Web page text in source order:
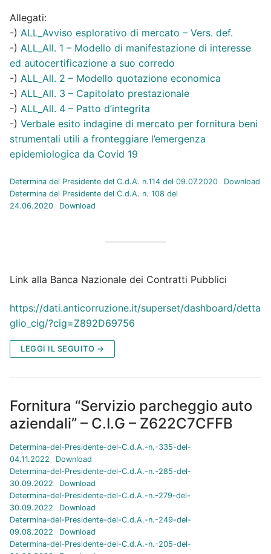
Allegati:
-) ALL_Avviso esplorativo di mercato – Vers. def.
-) ALL_All. 1 – Modello di manifestazione di interesse
ed autocertificazione a suo corredo
-) ALL_All. 2 – Modello quotazione economica
-) ALL_All. 3 – Capitolato prestazionale
-) ALL_All. 4 – Patto d’integrita
-) Verbale esito indagine di mercato per fornitura beni
strumentali utili a fronteggiare l’emergenza
epidemiologica da Covid 19
Determina del Presidente del C.d.A. n.114 del 09.07.2020
Download
Determina del Presidente del C.d.A. n. 108 del
24.06.2020
Download
Link alla Banca Nazionale dei Contratti Pubblici
https://dati.anticorruzione.it/superset/dashboard/detta
glio_cig/?cig=Z892D69756
LEGGI IL SEGUITO →
Fornitura “Servizio parcheggio auto
aziendali” – C.I.G – Z622C7CFFB
Determina-del-Presidente-del-C.d.A.-n.-335-del-
04.11.2022
Download
Determina-del-Presidente-del-C.d.A.-n.-285-del-
30.09.2022
Download
Determina-del-Presidente-del-C.d.A.-n.-279-del-
30.09.2022
Download
Determina-del-Presidente-del-C.d.A.-n.-249-del-
09.08.2022
Download
Determina-del-Presidente-del-C.d.A.-n.-205-del-